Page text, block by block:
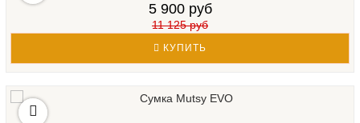
5 900 руб
11 125 руб
КУПИТЬ